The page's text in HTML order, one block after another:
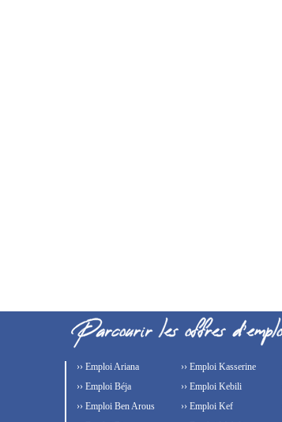
›› Emploi Ariana
›› Emploi Béja
›› Emploi Ben Arous
›› Emploi Kasserine
›› Emploi Kebili
›› Emploi Kef